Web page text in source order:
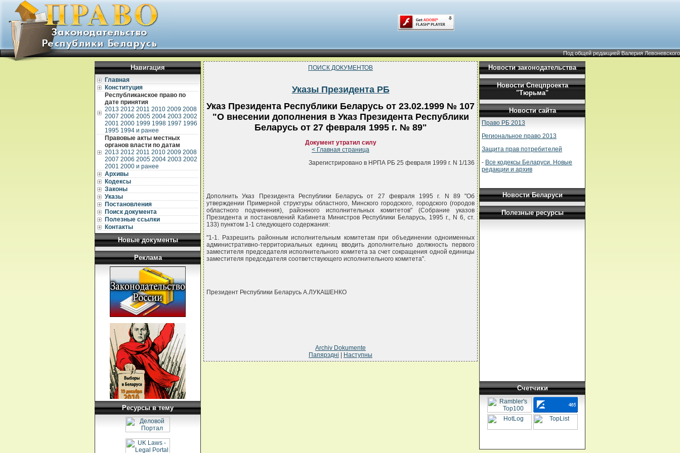
Под общей редакцией Валерия Левоневского
Навигация
Главная
Конституция
Республиканское право по
дате принятия
2013 2012 2011 2010 2009 2008
2007 2006 2005 2004 2003 2002
2001 2000 1999 1998 1997 1996
1995 1994 и ранее
Правовые акты местных
органов власти по датам
2013 2012 2011 2010 2009 2008
2007 2006 2005 2004 2003 2002
2001 2000 и ранее
Архивы
Кодексы
Законы
Указы
Постановления
Поиск документа
Полезные ссылки
Контакты
Новые документы
Реклама
Ресурсы в тему
ПОИСК ДОКУМЕНТОВ
Указы Президента РБ
Указ Президента Республики Беларусь от 23.02.1999 № 107
"О внесении дополнения в Указ Президента Республики
Беларусь от 27 февраля 1995 г. № 89"
Документ утратил силу
< Главная страница
Зарегистрировано в НРПА РБ 25 февраля 1999 г. N 1/136
Дополнить Указ Президента Республики Беларусь от 27 февраля 1995 г. N 89 "Об
утверждении Примерной структуры областного, Минского городского, городского (городов
областного подчинения), районного исполнительных комитетов" (Собрание указов
Президента и постановлений Кабинета Министров Республики Беларусь, 1995 г., N 6, ст.
133) пунктом 1-1 следующего содержания:
"1-1. Разрешить районным исполнительным комитетам при объединении одноименных
административно-территориальных единиц вводить дополнительно должность первого
заместителя председателя исполнительного комитета за счет сокращения одной единицы
заместителя председателя соответствующего исполнительного комитета".
Президент Республики Беларусь А.ЛУКАШЕНКО
Archiv Dokumente
Папярэдні
Наступны
Новости законодательства
Новости Спецпроекта
"Тюрьма"
Новости сайта
Право РБ 2013
Региональное право 2013
Защита прав потребителей
- Все кодексы Беларуси. Новые
редакции и архив
Новости Беларуси
Полезные ресурсы
Счетчики